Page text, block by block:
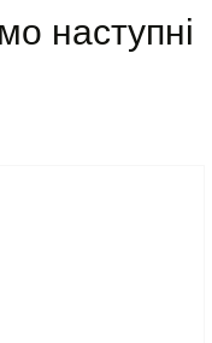
наступні